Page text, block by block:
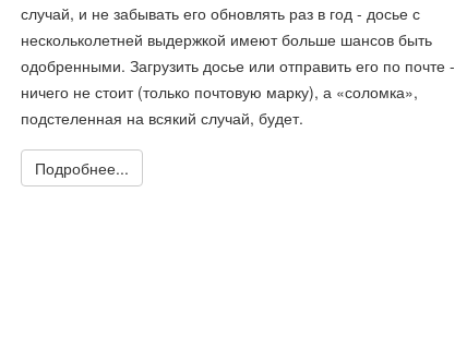
случай, и не забывать его обновлять раз в год - досье с
нескольколетней выдержкой имеют больше шансов быть
одобренными. Загрузить досье или отправить его по почте -
ничего не стоит (только почтовую марку), а «соломка»,
подстеленная на всякий случай, будет.
Подробнее...